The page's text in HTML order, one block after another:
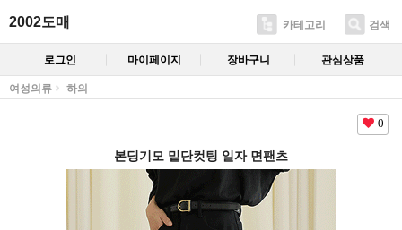
2002도매 카테고리 검색
로그인 마이페이지 장바구니 관심상품
여성의류 하의
0
본딩기모 밑단컷팅 일자 면팬츠